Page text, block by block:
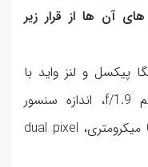
آن ها از قرار زیر
اصلی با رزولوشن 108 مگا پیکسل و لنز واید با
اندازه 26 میلی متر، اندازه دیافراگم f/1.9، اندازه سنسور
1.52/1 اینچ، دارای پیکسل های 0.7 میکرومتری، dual pixel